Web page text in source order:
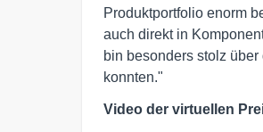
Produktportfolio enorm
auch direkt in
bin besonders stolz
konnten."
Video der virtuellen